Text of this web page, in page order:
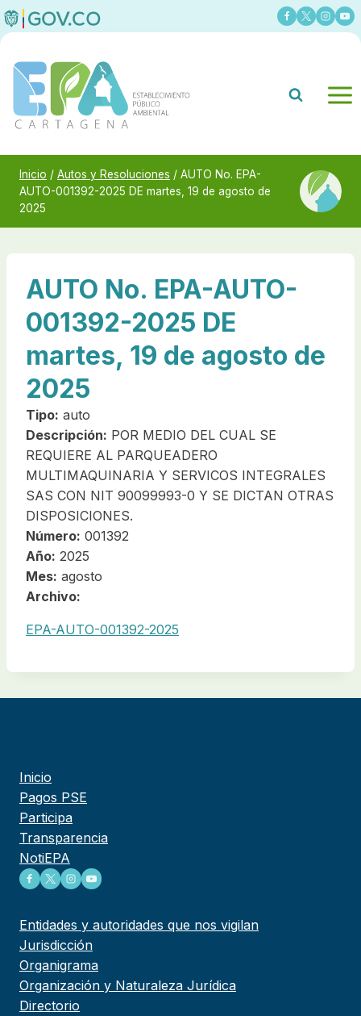
Saltar
al
Inicio / Autos y Resoluciones / AUTO No. EPA-
AUTO-001392-2025 DE martes, 19 de agosto de
2025
AUTO No. EPA-AUTO-
001392-2025 DE
martes, 19 de agosto de
2025
Tipo: auto
Descripción: POR MEDIO DEL CUAL SE
REQUIERE AL PARQUEADERO
MULTIMAQUINARIA Y SERVICOS INTEGRALES
SAS CON NIT 90099993-0 Y SE DICTAN OTRAS
DISPOSICIONES.
Número: 001392
Año: 2025
Mes: agosto
Archivo:
EPA-AUTO-001392-2025
Inicio
Pagos PSE
Participa
Transparencia
NotiEPA
Entidades y autoridades que nos vigilan
Jurisdicción
Organigrama
Organización y Naturaleza Jurídica
Directorio